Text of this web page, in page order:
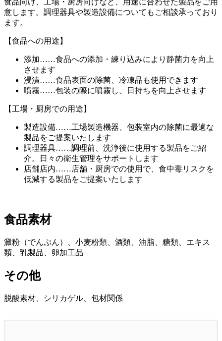
意します。調理器具や製造設備についてもご相談承っており
ます。
【食品への用途】
添加……食品への添加・練り込みにより静菌力を向上
させます
浸漬……食品表面の除菌、冷凍品も使用できます
噴霧……包装の際に噴霧し、日持ちを向上させます
【工場・厨房での用途】
製造設備……工場製造機器、包装室内の除菌に最適な
製品をご提案いたします
調理器具……調理前、洗浄後に使用する製品をご紹
介。日々の衛生管理をサポートします
店舗店内……店舗・厨房での使用で、食中毒リスクを
低減する製品をご提案いたします
食品素材
澱粉（でんぷん）、小麦粉類、酒類、油脂、糖類、エキス
類、乳製品、卵加工品
その他
脱酸素材、シリカゲル、包材関係